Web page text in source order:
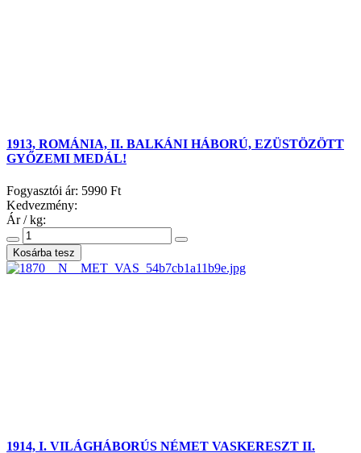
1913, ROMÁNIA, II. BALKÁNI HÁBORÚ, EZÜSTÖZÖTT
GYŐZEMI MEDÁL!
Fogyasztói ár: 5990 Ft
Kedvezmény:
Ár / kg:
1914, I. VILÁGHÁBORÚS NÉMET VASKERESZT II.